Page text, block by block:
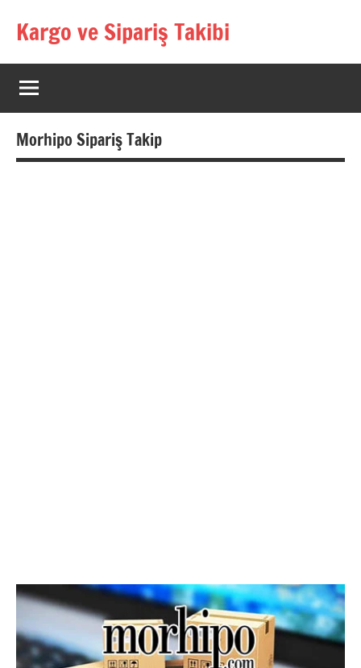
Kargo ve Sipariş Takibi
Kargo
Takip
Rehberi
Morhipo Sipariş Takip